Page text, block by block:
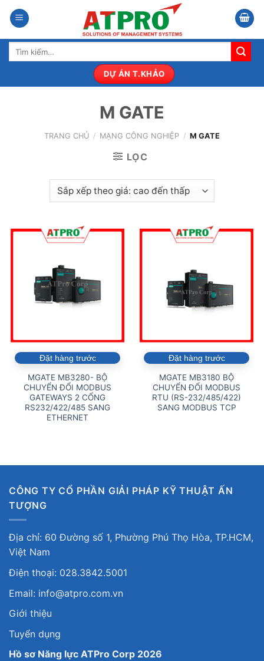
qua
nội
dung
Tìm
DỰ ÁN T.KHẢO
M GATE
TRANG CHỦ / MẠNG CÔNG NGHIỆP / M GATE
LỌC
Đặt hàng trước
MGATE MB3280- BỘ
CHUYỂN ĐỔI MODBUS
GATEWAYS 2 CỔNG
RS232/422/485 SANG
ETHERNET
Đặt hàng trước
MGATE MB3180 BỘ
CHUYỂN ĐỔI MODBUS
RTU (RS-232/485/422)
SANG MODBUS TCP
CÔNG TY CỔ PHẦN GIẢI PHÁP KỸ THUẬT ẤN
TƯỢNG
Địa chỉ: 60 Đường số 1, Phường Phú Thọ Hòa, TP.HCM,
Việt Nam
Điện thoại: 028.3842.5001
Email: info@atpro.com.vn
Giới thiệu
Tuyển dụng
Hồ sơ Năng lực ATPro Corp 2026